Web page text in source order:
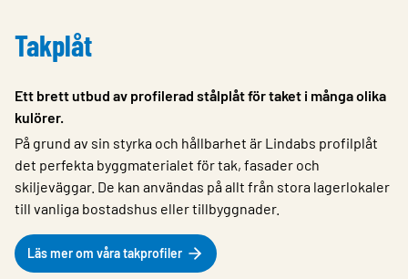
Service & Support
Om Lindab
Kontakt
Logga in
Choose languge
Takplåt
Ett brett utbud av profilerad stålplåt för taket i många olika
kulörer.
På grund av sin styrka och hållbarhet är Lindabs profilplåt
det perfekta byggmaterialet för tak, fasader och
skiljeväggar. De kan användas på allt från stora lagerlokaler
till vanliga bostadshus eller tillbyggnader.
Läs mer om våra takprofiler